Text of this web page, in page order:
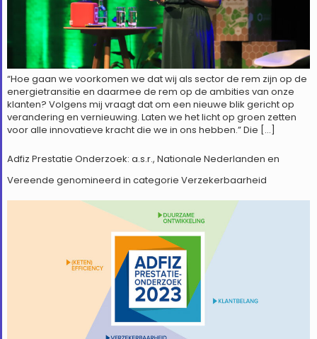
“Hoe gaan we voorkomen we dat wij als sector de rem zijn op de
energietransitie en daarmee de rem op de ambities van onze
klanten? Volgens mij vraagt dat om een nieuwe blik gericht op
verandering en vernieuwing. Laten we het licht op groen zetten
voor alle innovatieve kracht die we in ons hebben.” Die […]
Adfiz Prestatie Onderzoek: a.s.r., Nationale Nederlanden en
Vereende genomineerd in categorie Verzekerbaarheid